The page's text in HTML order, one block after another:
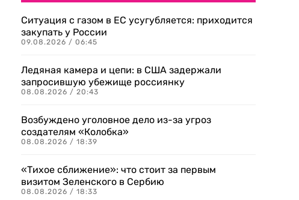
Ситуация с газом в ЕС усугубляется: приходится
закупать у России
09.08.2026 / 06:45
Ледяная камера и цепи: в США задержали
запросившую убежище россиянку
08.08.2026 / 20:43
Возбуждено уголовное дело из-за угроз
создателям «Колобка»
08.08.2026 / 18:39
«Тихое сближение»: что стоит за первым
визитом Зеленского в Сербию
08.08.2026 / 18:33